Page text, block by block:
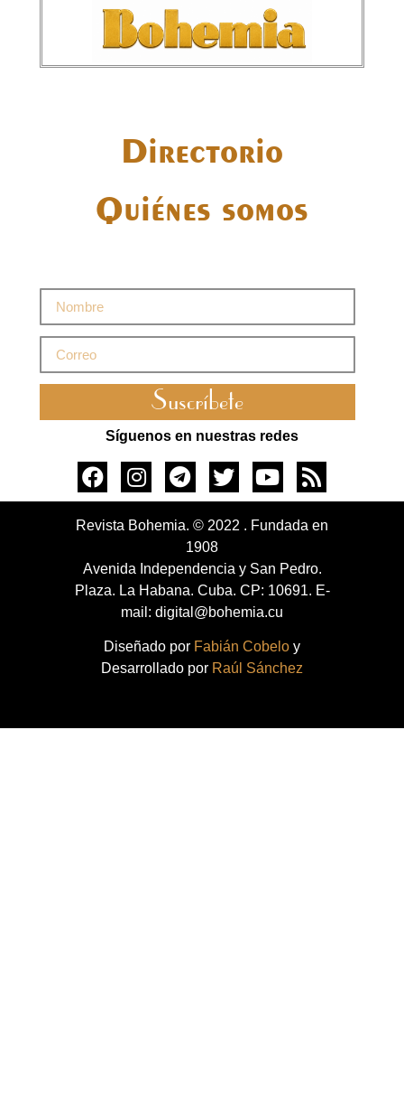
Directorio
Quiénes somos
Suscríbete
Síguenos en nuestras redes
Revista Bohemia. © 2022 . Fundada en
1908
Avenida Independencia y San Pedro.
Plaza. La Habana. Cuba. CP: 10691. E-
mail: digital@bohemia.cu
Diseñado por Fabián Cobelo y
Desarrollado por Raúl Sánchez